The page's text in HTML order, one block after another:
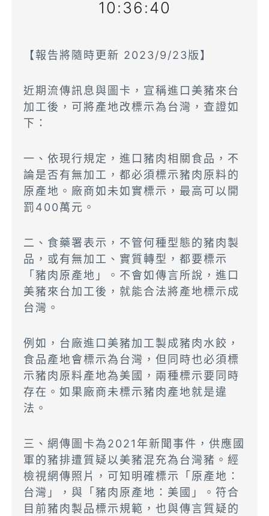
10:36:40
【報告將隨時更新 2023/9/23版】
近期流傳訊息與圖卡，宣稱進口美豬來台
加工後，可將產地改標示為台灣，查證如
下：
一、依現行規定，進口豬肉相關食品，不
論是否有無加工，都必須標示豬肉原料的
原產地。廠商如未如實標示，最高可以開
罰400萬元。
二、食藥署表示，不管何種型態的豬肉製
品，或有無加工、實質轉型，都要標示
「豬肉原產地」。不會如傳言所說，進口
美豬來台加工後，就能合法將產地標示成
台灣。
例如，台廠進口美豬加工製成豬肉水餃，
食品產地會標示為台灣，但同時也必須標
示豬肉原料產地為美國，兩種標示要同時
存在。如果廠商未標示豬肉產地就是違
法。
三、網傳圖卡為2021年新聞事件，供應國
軍的豬排遭質疑以美豬混充為台灣豬。經
檢視網傳照片，可知明確標示「原產地：
台灣」，與「豬肉原產地：美國」。符合
目前豬肉製品標示規範，也與傳言質疑的